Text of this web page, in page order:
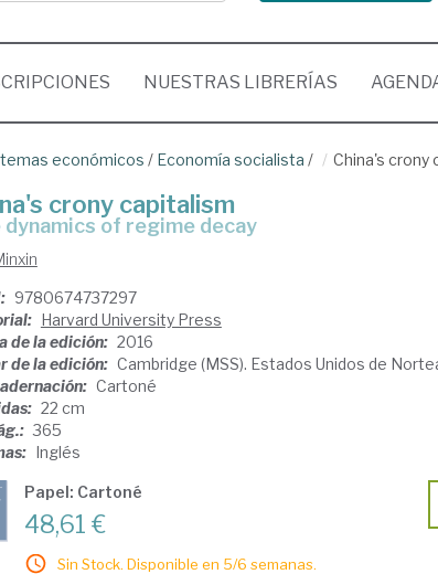
NUESTRAS LIBRERÍAS
económicos / Economía socialista / China's crony
crony capitalism
dynamics of regime decay
9780674737297
Harvard University Press
de la edición: 2016
de la edición: Cambridge (MSS). Estados Unidos de
Cartoné
22 cm
365
Inglés
Papel: Cartoné
48,61 €
Sin Stock. Disponible en 5/6 semanas.